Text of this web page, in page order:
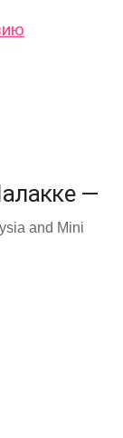
—
and Mini